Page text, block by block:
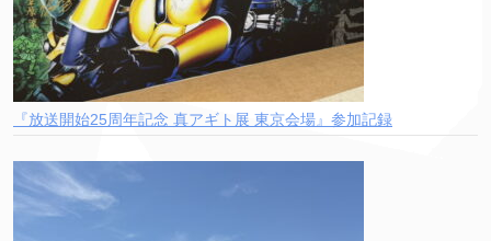
『放送開始25周年記念 真アギト展 東京会場』参加記録